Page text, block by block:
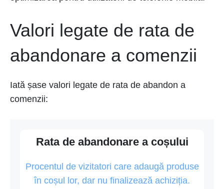
Valori legate de rata de
abandonare a comenzii
Iată șase valori legate de rata de abandon a
comenzii:
Rata de abandonare a coșului
Procentul de vizitatori care adaugă produse
în coșul lor, dar nu finalizează achiziția.